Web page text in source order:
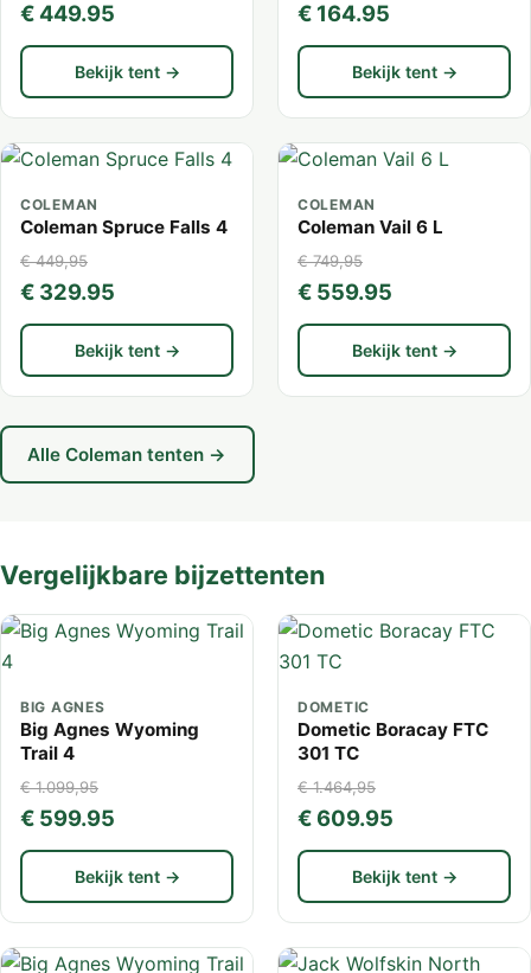
€ 449.95
Bekijk tent →
€ 164.95
Bekijk tent →
COLEMAN
Coleman Spruce Falls 4
€ 449,95
€ 329.95
Bekijk tent →
COLEMAN
Coleman Vail 6 L
€ 749,95
€ 559.95
Bekijk tent →
Alle Coleman tenten →
Vergelijkbare bijzettenten
BIG AGNES
Big Agnes Wyoming
Trail 4
€ 1.099,95
€ 599.95
Bekijk tent →
DOMETIC
Dometic Boracay FTC
301 TC
€ 1.464,95
€ 609.95
Bekijk tent →